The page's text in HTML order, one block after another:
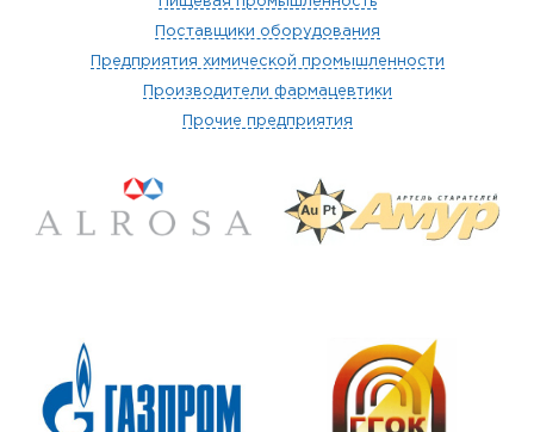
Поставщики оборудования
Предприятия химической промышленности
Производители фармацевтики
Прочие предприятия